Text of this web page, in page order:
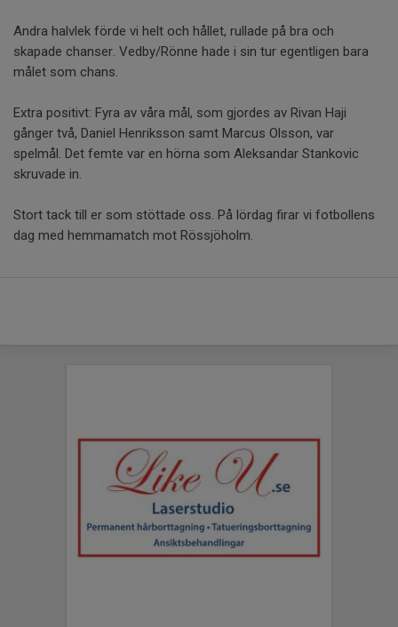
Andra halvlek förde vi helt och hållet, rullade på bra och
skapade chanser. Vedby/Rönne hade i sin tur egentligen bara
målet som chans.
Extra positivt: Fyra av våra mål, som gjordes av Rivan Haji
gånger två, Daniel Henriksson samt Marcus Olsson, var
spelmål. Det femte var en hörna som Aleksandar Stankovic
skruvade in.
Stort tack till er som stöttade oss. På lördag firar vi fotbollens
dag med hemmamatch mot Rössjöholm.